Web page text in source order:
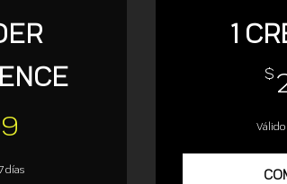
días
1
$
Válido